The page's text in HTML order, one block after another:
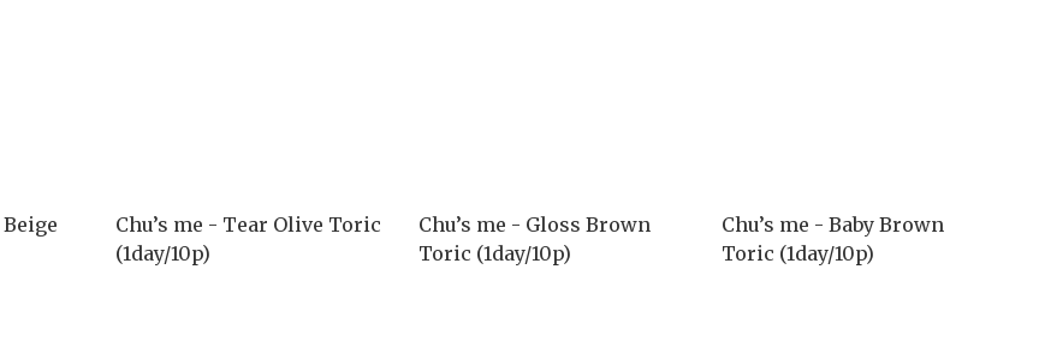
Beige
Chu’s me - Tear Olive Toric
(1day/10p)
Chu’s me - Gloss Brown
Toric (1day/10p)
Chu’s me - Baby Brown
Toric (1day/10p)